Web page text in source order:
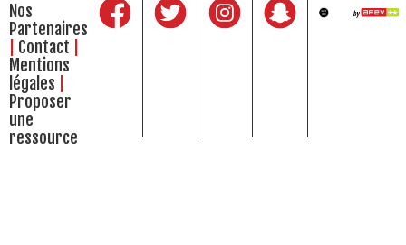
Nos
Partenaires
Contact
Mentions
légales
Proposer
une
ressource